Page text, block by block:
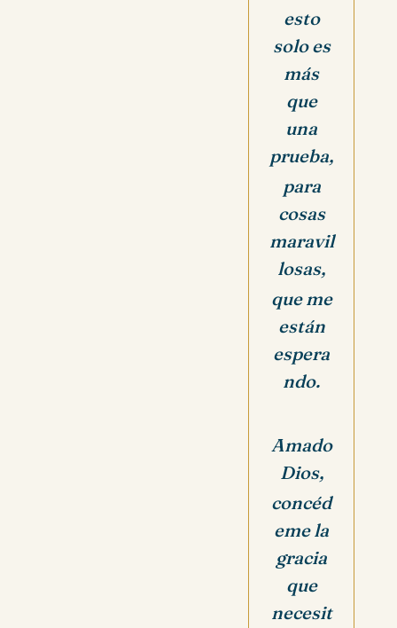
esto
solo es
más
que
una
prueba,
para
cosas
maravil
losas,
que me
están
espera
ndo.
Amado
Dios,
concéd
eme la
gracia
que
necesit